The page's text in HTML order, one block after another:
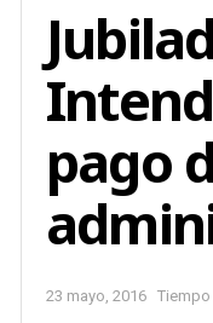
pago
23 mayo, 2016 Tiempo